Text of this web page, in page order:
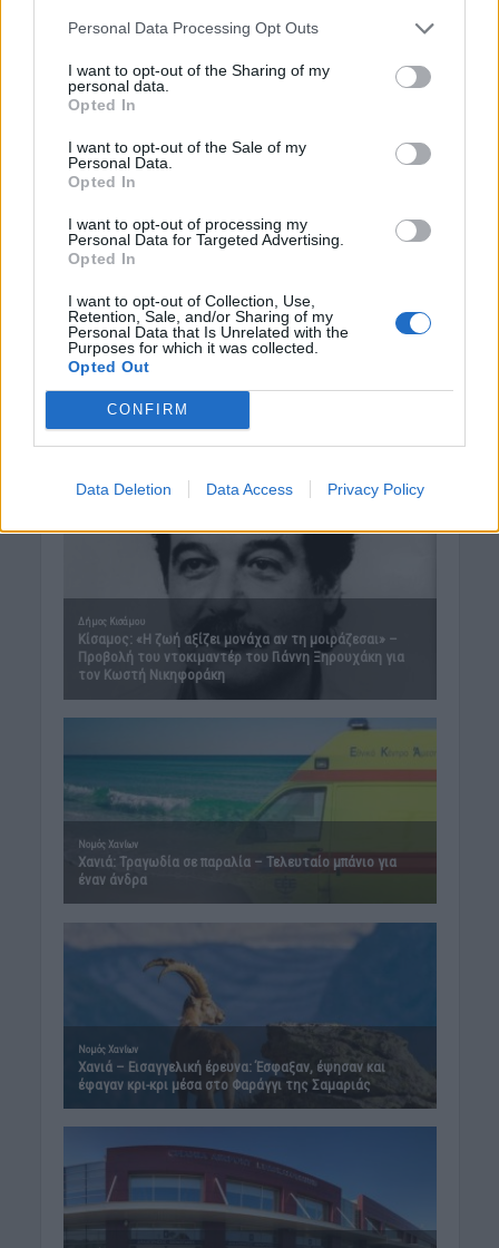
Personal Data Processing Opt Outs
I want to opt-out of the Sharing of my
personal data.
Opted In
I want to opt-out of the Sale of my
Personal Data.
Opted In
I want to opt-out of processing my
Personal Data for Targeted Advertising.
Opted In
I want to opt-out of Collection, Use,
Retention, Sale, and/or Sharing of my
Personal Data that Is Unrelated with the
Purposes for which it was collected.
Opted Out
CONFIRM
Data Deletion Data Access Privacy Policy